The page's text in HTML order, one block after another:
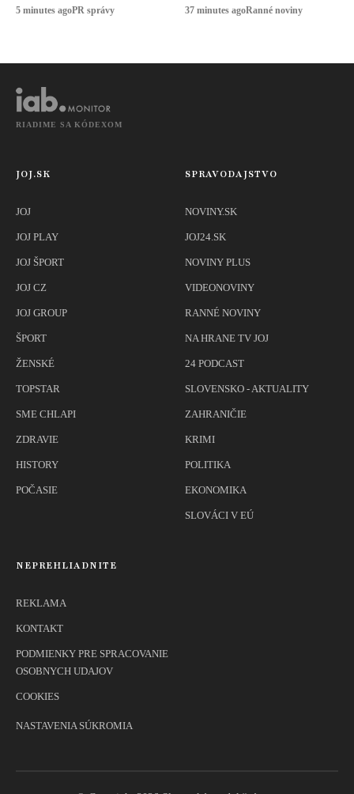
5 minutes agoPR správy 37 minutes agoRanné noviny
RIADIME SA KÓDEXOM
JOJ.SK
JOJ
JOJ PLAY
JOJ ŠPORT
JOJ CZ
JOJ GROUP
ŠPORT
ŽENSKÉ
TOPSTAR
SME CHLAPI
ZDRAVIE
HISTORY
POČASIE
SPRAVODAJSTVO
NOVINY.SK
JOJ24.SK
NOVINY PLUS
VIDEONOVINY
RANNÉ NOVINY
NA HRANE TV JOJ
24 PODCAST
SLOVENSKO - AKTUALITY
ZAHRANIČIE
KRIMI
POLITIKA
EKONOMIKA
SLOVÁCI V EÚ
NEPREHLIADNITE
REKLAMA
KONTAKT
PODMIENKY PRE SPRACOVANIE
OSOBNYCH UDAJOV
COOKIES
NASTAVENIA SÚKROMIA